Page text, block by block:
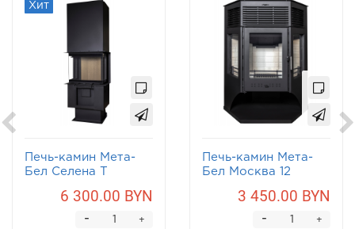
Хит
Печь-камин Мета-
Бел Селена Т
6 300.00 BYN
+
-
Печь-камин Мета-
Бел Москва 12
3 450.00 BYN
+
-